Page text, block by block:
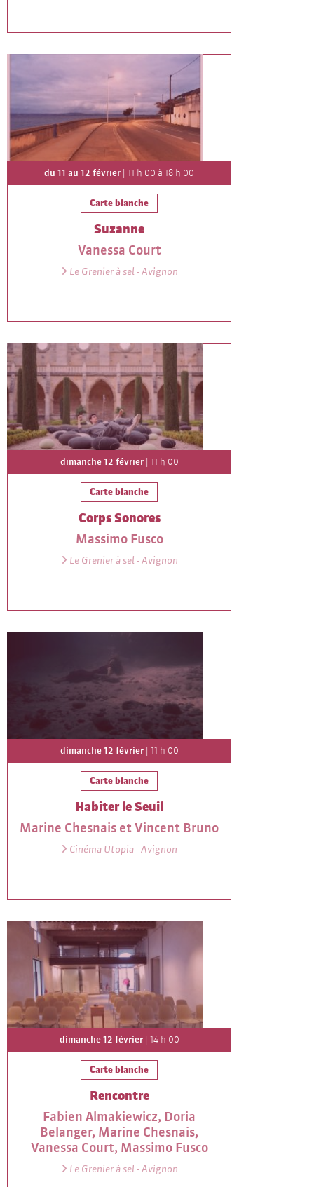
du 11 au 12 février | 11 h 00 à 18 h 00
Carte blanche
Suzanne
Vanessa Court
Le Grenier à sel - Avignon
dimanche 12 février| 11 h 00
Carte blanche
Corps Sonores
Massimo Fusco
Le Grenier à sel - Avignon
dimanche 12 février| 11 h 00
Carte blanche
Habiter le Seuil
Marine Chesnais et Vincent Bruno
Cinéma Utopia - Avignon
dimanche 12 février| 14 h 00
Carte blanche
Rencontre
Fabien Almakiewicz, Doria
Belanger, Marine Chesnais,
Vanessa Court, Massimo Fusco
Le Grenier à sel - Avignon